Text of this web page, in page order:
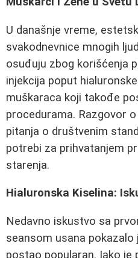
U današnje vreme,
svakodnevnice mnogih
osuđuju zbog korišćenja
injekcija poput
muškaraca koji takođe
procedurama. Razgovor
pitanja o društvenim
potrebi za prihvatanjem
starenja.
Hialuronska Kiselinа:
Nedavno iskustvo sa
seansom usana
postao popularan. Iako je